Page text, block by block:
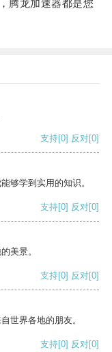
龙加速器都是您
支持[0] 反对[0]
够学到实用的知识。
支持[0] 反对[0]
美景。
支持[0] 反对[0]
世界各地的朋友。
支持[0] 反对[0]